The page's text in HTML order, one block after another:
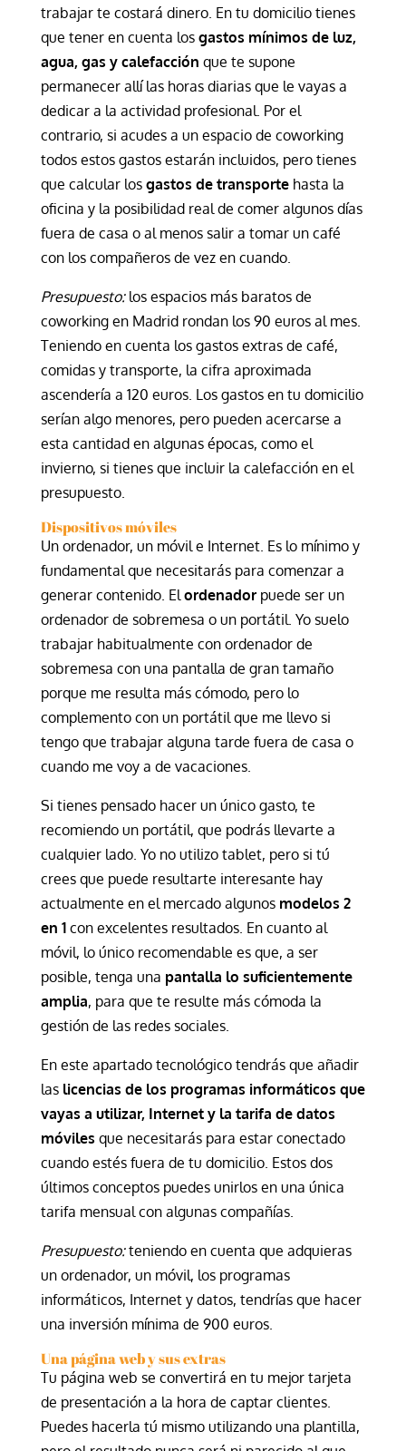
trabajar te costará dinero. En tu domicilio tienes
que tener en cuenta los gastos mínimos de luz,
agua, gas y calefacción que te supone
permanecer allí las horas diarias que le vayas a
dedicar a la actividad profesional. Por el
contrario, si acudes a un espacio de coworking
todos estos gastos estarán incluidos, pero tienes
que calcular los gastos de transportehasta la
oficina y la posibilidad real de comer algunos días
fuera de casa o al menos salir a tomar un café
con los compañeros de vez en cuando.
Presupuesto:los espacios más baratos de
coworking en Madrid rondan los 90 euros al mes.
Teniendo en cuenta los gastos extras de café,
comidas y transporte, la cifra aproximada
ascendería a 120 euros. Los gastos en tu domicilio
serían algo menores, pero pueden acercarse a
esta cantidad en algunas épocas, como el
invierno, si tienes que incluir la calefacción en el
presupuesto.
Dispositivos móviles
Un ordenador, un móvil e Internet. Es lo mínimo y
fundamental que necesitarás para comenzar a
generar contenido. Elordenadorpuede ser un
ordenador de sobremesa o un portátil. Yo suelo
trabajar habitualmente con ordenador de
sobremesa con una pantalla de gran tamaño
porque me resulta más cómodo, pero lo
complemento con un portátil que me llevo si
tengo que trabajar alguna tarde fuera de casa o
cuando me voy a de vacaciones.
Si tienes pensado hacer un único gasto, te
recomiendo un portátil, que podrás llevarte a
cualquier lado. Yo no utilizo tablet, pero si tú
crees que puede resultarte interesante hay
actualmente en el mercado algunos modelos 2
en 1 con excelentes resultados. En cuanto al
móvil, lo único recomendable es que, a ser
posible, tenga una pantalla lo suficientemente
amplia, para que te resulte más cómoda la
gestión de las redes sociales.
En este apartado tecnológico tendrás que añadir
las licencias de los programas informáticos que
vayas a utilizar, Internet y la tarifa de datos
móviles que necesitarás para estar conectado
cuando estés fuera de tu domicilio. Estos dos
últimos conceptos puedes unirlos en una única
tarifa mensual con algunas compañías.
Presupuesto:teniendo en cuenta que adquieras
un ordenador, un móvil, los programas
informáticos, Internet y datos, tendrías que hacer
una inversión mínima de 900 euros.
Una página web y sus extras
Tu página web se convertirá en tu mejor tarjeta
de presentación a la hora de captar clientes.
Puedes hacerla tú mismo utilizando una plantilla,